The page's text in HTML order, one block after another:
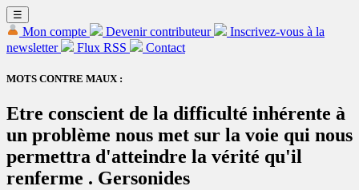
☰
Mon compte Devenir contributeur
Inscrivez-vous à la
newsletter
Flux RSS Contact
MOTS CONTRE MAUX :
Etre conscient de la difficulté inhérente à
un problème nous met sur la voie qui nous
permettra d'atteindre la vérité qu'il
renferme . Gersonides